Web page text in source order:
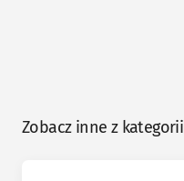
Zobacz inne z kategorii